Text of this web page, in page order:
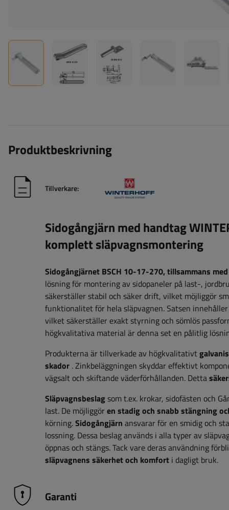
Produktbeskrivning
Tillverkare:
Sidogångjärn med handtag
komplett släpvagnsmontering
Sidogångjärnet BSCH 10-17-270, tillsammans
lösning för montering av sidopaneler på last-,
säkerställer stabil och säker drift, vilket möjliggör
funktionalitet för hela släpvagnen. Satsen
vilket säkerställer exakt styrning och sömlös
högkvalitativa material är denna set en pålitlig
Produkterna är tillverkade av högkvalitativt
skador . Zinkbeläggningen skyddar effektivt
vägsalt och skiftande väderförhållanden. Detta
Släpvagnsbeslagsom t.ex. krokar, sidofästen och
last. De möjliggören stadig och snabb stängning
körning.Sidogångjärn ansvarar för en smidig och
lossning. Dessa beslag används i alla typer av
öppnas och stängs. Tack vare deras användning
släpvagnens säkerhet och komfort i dagligt bruk.
Garanti